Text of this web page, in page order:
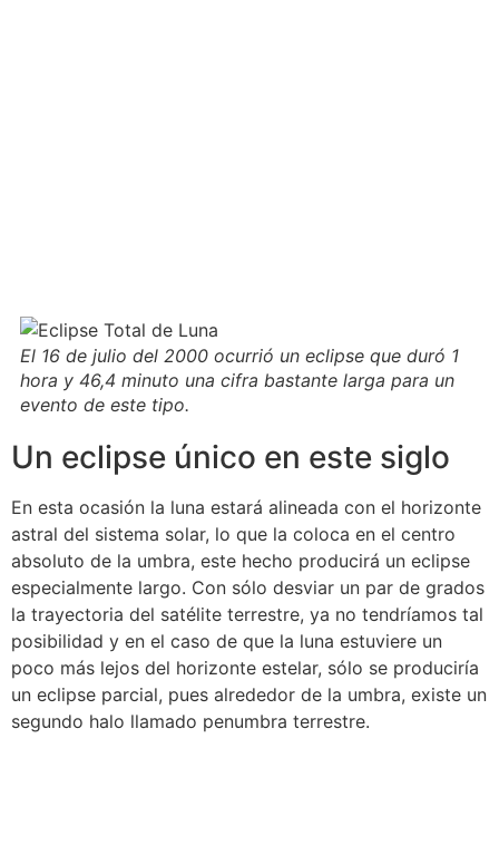
El 16 de julio del 2000 ocurrió un eclipse que duró 1
hora y 46,4 minuto una cifra bastante larga para un
evento de este tipo.
Un eclipse único en este siglo
En esta ocasión la luna estará alineada con el horizonte
astral del sistema solar, lo que la coloca en el centro
absoluto de la umbra, este hecho producirá un eclipse
especialmente largo. Con sólo desviar un par de grados
la trayectoria del satélite terrestre, ya no tendríamos tal
posibilidad y en el caso de que la luna estuviere un
poco más lejos del horizonte estelar, sólo se produciría
un eclipse parcial, pues alrededor de la umbra, existe un
segundo halo llamado penumbra terrestre.